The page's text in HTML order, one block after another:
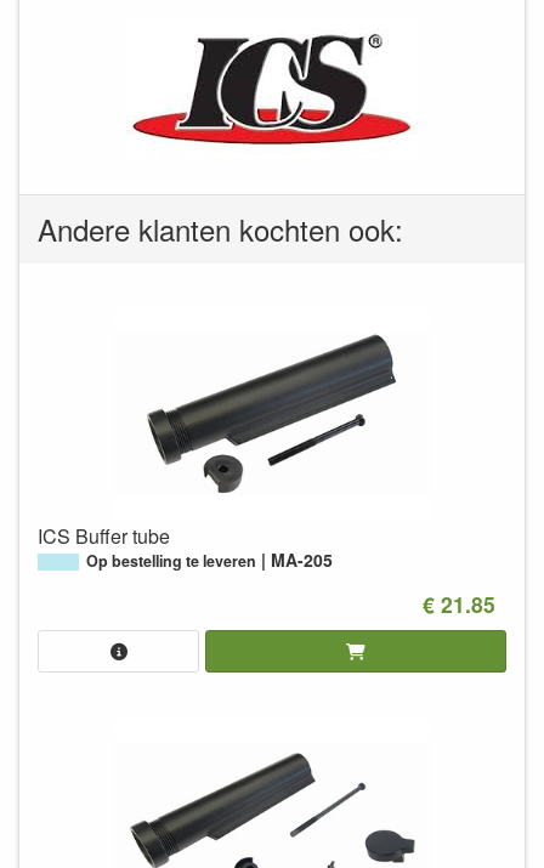
Andere klanten kochten ook:
ICS Buffer tube
Op bestelling te leveren MA-205
€ 21.85